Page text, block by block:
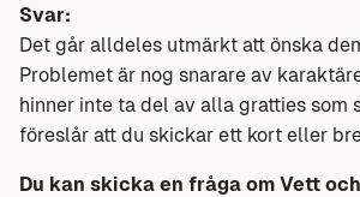
Svar:
Det går alldeles utmärkt att önska
Problemet är nog snarare av
hinner inte ta del av alla gratties som
föreslår att du skickar ett kort eller
Du kan skicka en fråga om Vett